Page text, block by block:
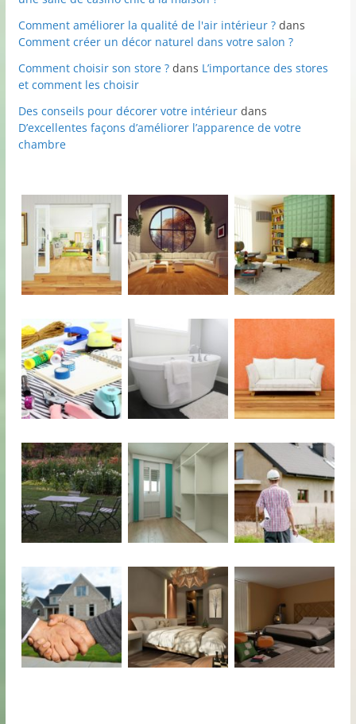
Comment améliorer la qualité de l'air intérieur ?dans
Comment créer un décor naturel dans votre salon ?
Comment choisir son store ?dans L’importance des stores
et comment les choisir
Des conseils pour décorer votre intérieurdans
D’excellentes façons d’améliorer l’apparence de votre
chambre